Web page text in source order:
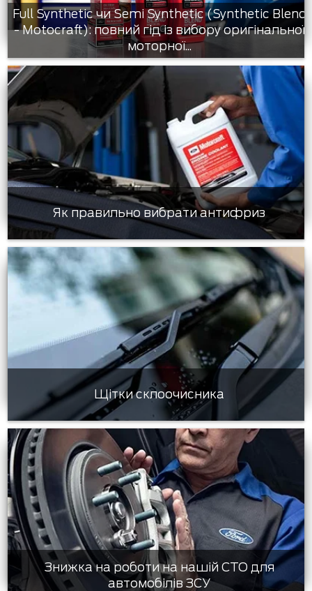
Full Synthetic чи Semi Synthetic (Synthetic Blend
- Motocraft): повний гід із вибору оригінальної
моторної...
Як правильно вибрати антифриз
Щітки склоочисника
Знижка на роботи на нашій СТО для
автомобілів ЗСУ